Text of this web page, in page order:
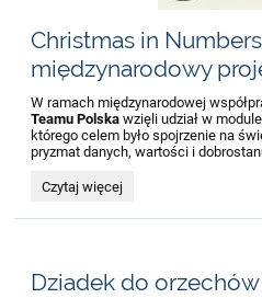
Christmas in
międzynarodowy
W ramach międzynarodowej
Teamu Polska wzięli udział w module
którego celem było spojrzenie na
pryzmat danych, wartości i
Christmas
Numbers
świąteczny:
Czytaj więcej
Dziadek do orzechów